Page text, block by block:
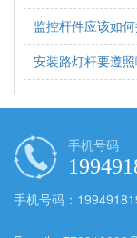
监控杆件应该如
安装路灯杆要遵
手机号码
手机号码：